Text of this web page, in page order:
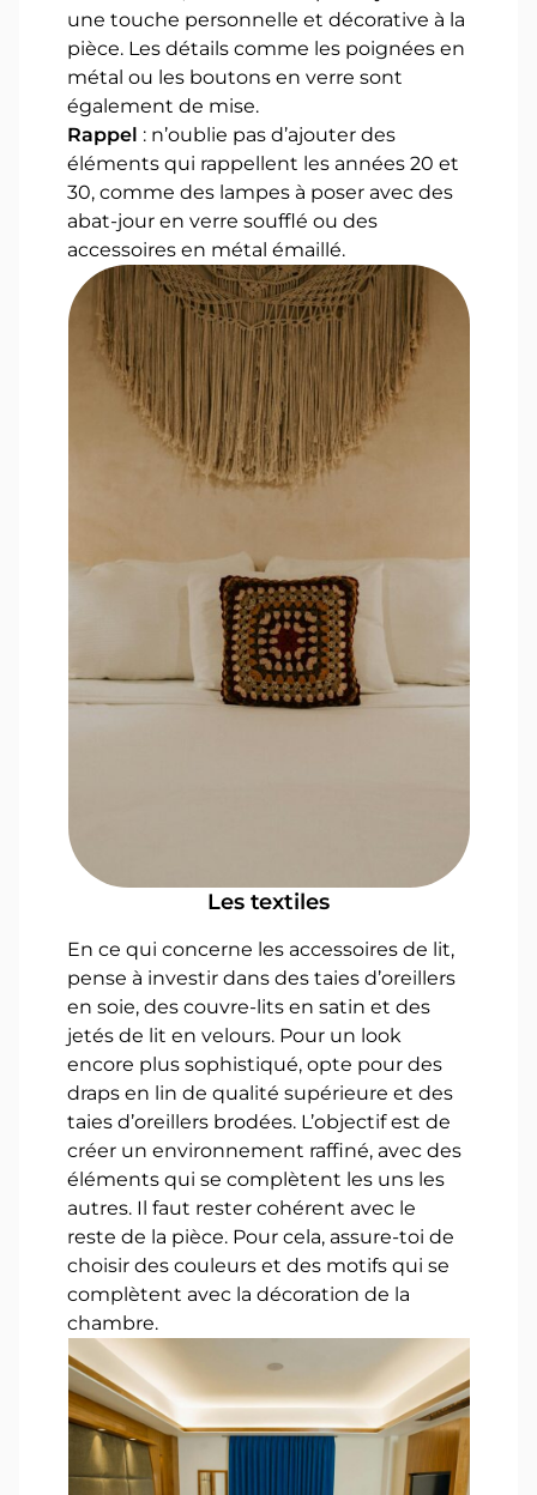
une touche personnelle et décorative à la
pièce. Les détails comme les poignées en
métal ou les boutons en verre sont
également de mise.
Rappel : n’oublie pas d’ajouter des
éléments qui rappellent les années 20 et
30, comme des lampes à poser avec des
abat-jour en verre soufflé ou des
accessoires en métal émaillé.
Les textiles
En ce qui concerne les accessoires de lit,
pense à investir dans des taies d’oreillers
en soie, des couvre-lits en satin et des
jetés de lit en velours. Pour un look
encore plus sophistiqué, opte pour des
draps en lin de qualité supérieure et des
taies d’oreillers brodées. L’objectif est de
créer un environnement raffiné, avec des
éléments qui se complètent les uns les
autres. Il faut rester cohérent avec le
reste de la pièce. Pour cela, assure-toi de
choisir des couleurs et des motifs qui se
complètent avec la décoration de la
chambre.